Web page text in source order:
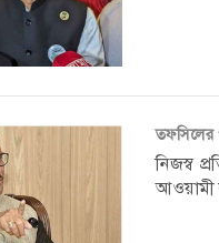
তফসিলের
নিজস্ব
আওয়ামী